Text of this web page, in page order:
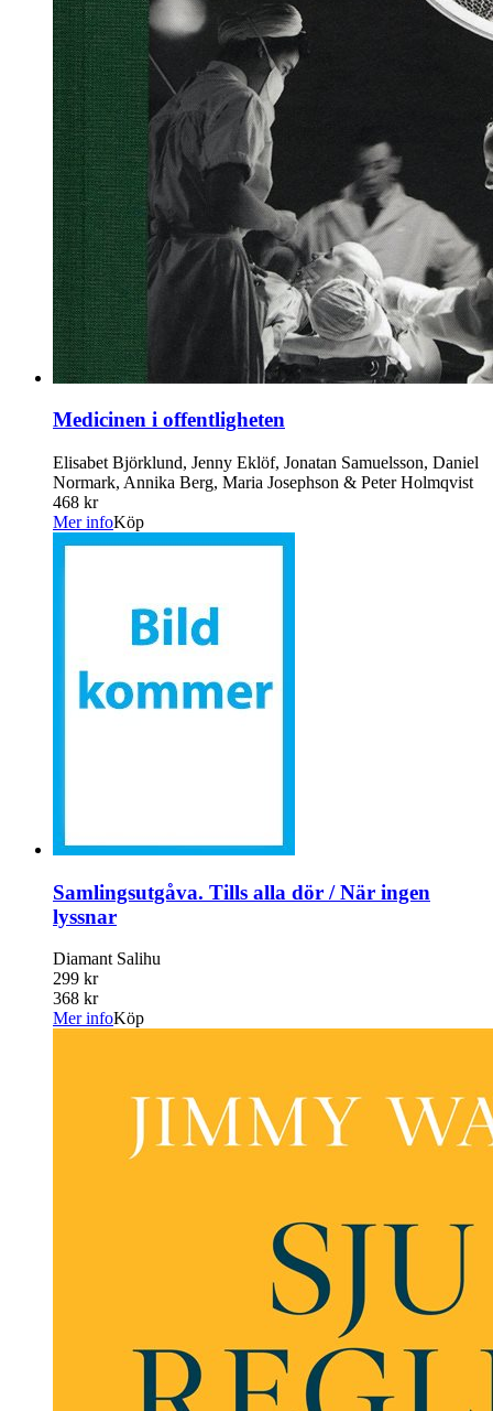
Medicinen i offentligheten
Elisabet Björklund, Jenny Eklöf, Jonatan Samuelsson, Daniel
Normark, Annika Berg, Maria Josephson & Peter Holmqvist
468 kr
Mer infoKöp
Samlingsutgåva. Tills alla dör / När ingen
lyssnar
Diamant Salihu
299 kr
368 kr
Mer infoKöp